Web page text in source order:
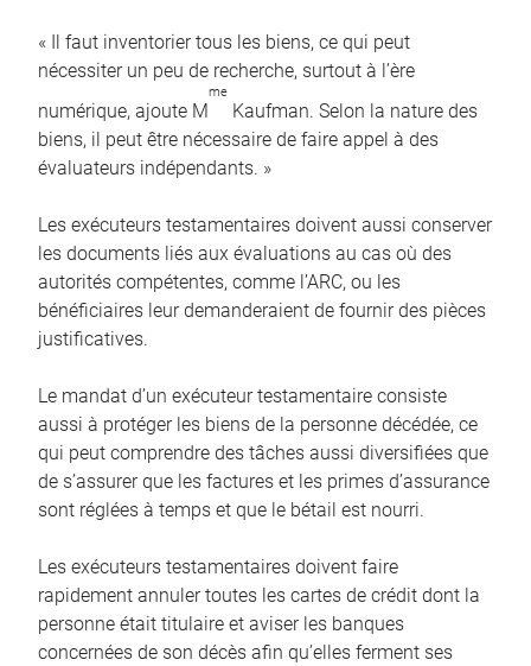
« Il faut inventorier tous les biens, ce qui peut
nécessiter un peu de recherche, surtout à l’ère
numérique, ajoute M
me
Kaufman. Selon la nature des
biens, il peut être nécessaire de faire appel à des
évaluateurs indépendants. »
Les exécuteurs testamentaires doivent aussi conserver
les documents liés aux évaluations au cas où des
autorités compétentes, comme l’ARC, ou les
bénéficiaires leur demanderaient de fournir des pièces
justificatives.
Le mandat d’un exécuteur testamentaire consiste
aussi à protéger les biens de la personne décédée, ce
qui peut comprendre des tâches aussi diversifiées que
de s’assurer que les factures et les primes d’assurance
sont réglées à temps et que le bétail est nourri.
Les exécuteurs testamentaires doivent faire
rapidement annuler toutes les cartes de crédit dont la
personne était titulaire et aviser les banques
concernées de son décès afin qu’elles ferment ses